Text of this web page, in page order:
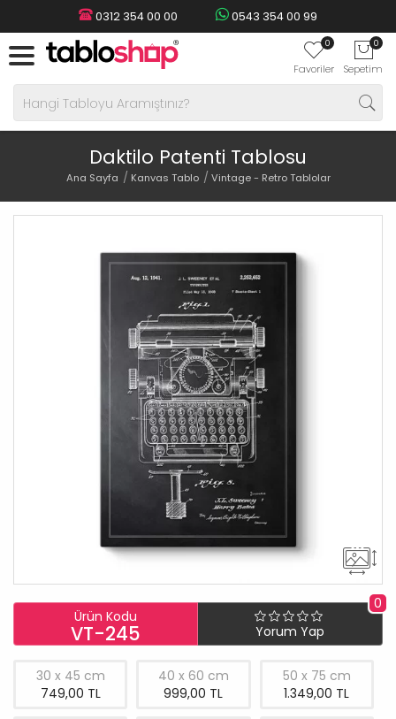
0312 354 00 00 0543 354 00 99
0
Favoriler
0
Sepetim
Daktilo Patenti Tablosu
Ana Sayfa Kanvas Tablo Vintage - Retro Tablolar
Ürün Kodu
VT-245
0
Yorum Yap
30 x 45 cm
749,00 TL
40 x 60 cm
999,00 TL
50 x 75 cm
1.349,00 TL